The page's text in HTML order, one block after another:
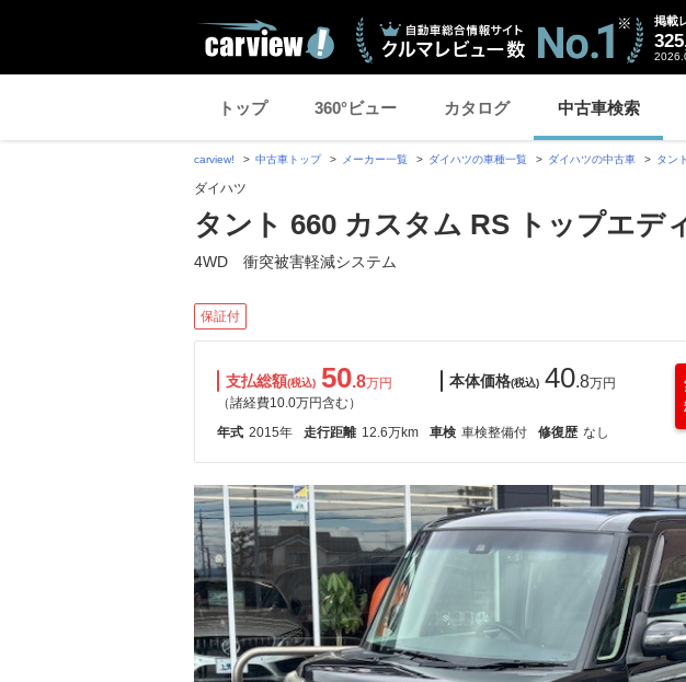
掲載
トップ 360°ビュー カタログ 中古車検索
carview! 中古車トップ メーカー一覧 ダイハツの車種一覧 ダイハツの中古車 タン
ダイハツ
タント 660 カスタム RS トップエデ
4WD 衝突被害軽減システム
保証付
支払総額(税込) 50.8万円
（諸経費10.0万円含む）
本体価格(税込) 40.8万円
年式 2015年 走行距離 12.6万km 車検 車検整備付 修復歴 なし